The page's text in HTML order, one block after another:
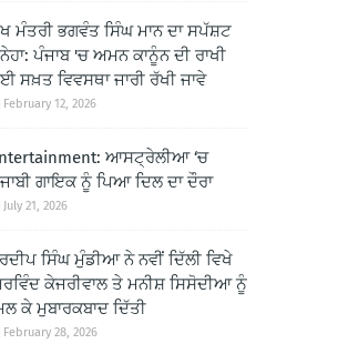
ਮੰਤਰੀ ਭਗਵੰਤ ਸਿੰਘ ਮਾਨ ਦਾ ਸਪੱਸ਼ਟ
ਪੰਜਾਬ 'ਚ ਅਮਨ ਕਾਨੂੰਨ ਦੀ ਰਾਖੀ
ਸਖ਼ਤ ਵਿਵਸਥਾ ਜਾਰੀ ਰੱਖੀ ਜਾਵੇ
February 12, 2026
ਆਸਟ੍ਰੇਲੀਆ ‘ਚ
ਗਾਇਕ ਨੂੰ ਪਿਆ ਦਿਲ ਦਾ ਦੌਰਾ
July 21, 2026
ਸਿੰਘ ਮੁੰਡੀਆ ਨੇ ਨਵੀਂ ਦਿੱਲੀ ਵਿਖੇ
ਕੇਜਰੀਵਾਲ ਤੇ ਮਨੀਸ਼ ਸਿਸੋਦੀਆ ਨੂੰ
ਕੇ ਮੁਬਾਰਕਬਾਦ ਦਿੱਤੀ
February 28, 2026